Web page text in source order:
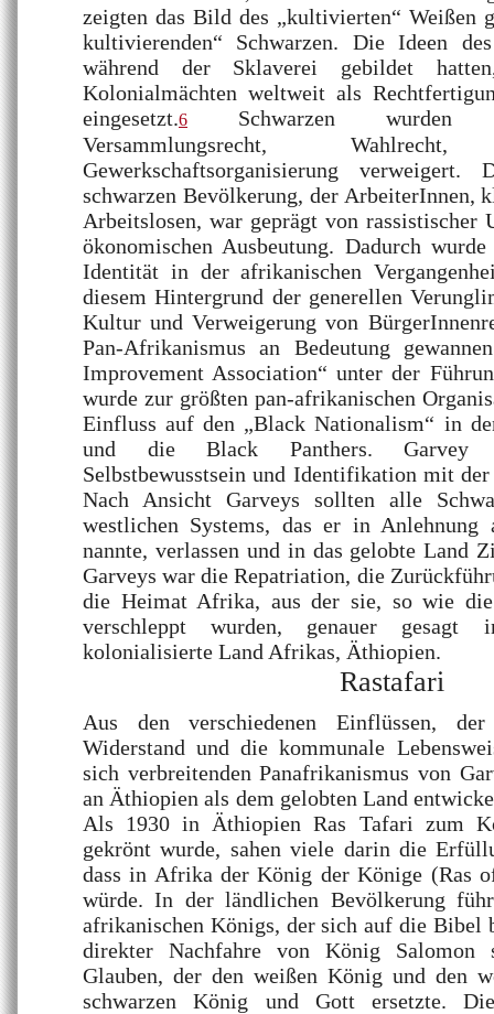
zeigten das Bild des „kultivierten“ Weißen
kultivierenden“ Schwarzen. Die Ideen
während der Sklaverei gebildet
Kolonialmächten weltweit als
eingesetzt.6 Schwarzen wurden
Versammlungsrecht,
Gewerkschaftsorganisierung verweigert.
schwarzen Bevölkerung, der ArbeiterInnen,
Arbeitslosen, war geprägt von rassistischer
ökonomischen Ausbeutung. Dadurch
Identität in der afrikanischen
diesem Hintergrund der generellen
Kultur und Verweigerung von
Pan-Afrikanismus an Bedeutung
Improvement Association“ unter der
wurde zur größten pan-afrikanischen
Einfluss auf den „Black Nationalism“ in
und die Black Panthers. Garvey
Selbstbewusstsein und Identifikation mit
Nach Ansicht Garveys sollten alle
westlichen Systems, das er in
nannte, verlassen und in das gelobte Land
Garveys war die Repatriation, die
die Heimat Afrika, aus der sie, so wie
verschleppt wurden, genauer
kolonialisierte Land Afrikas, Äthiopien.
Rastafari
Aus den verschiedenen Einflüssen,
Widerstand und die kommunale
sich verbreitenden Panafrikanismus von
an Äthiopien als dem gelobten Land
Als 1930 in Äthiopien Ras Tafari zum
gekrönt wurde, sahen viele darin die
dass in Afrika der König der Könige (Ras
würde. In der ländlichen Bevölkerung
afrikanischen Königs, der sich auf die Bibel
direkter Nachfahre von König Salomon
Glauben, der den weißen König und den
schwarzen König und Gott ersetzte.